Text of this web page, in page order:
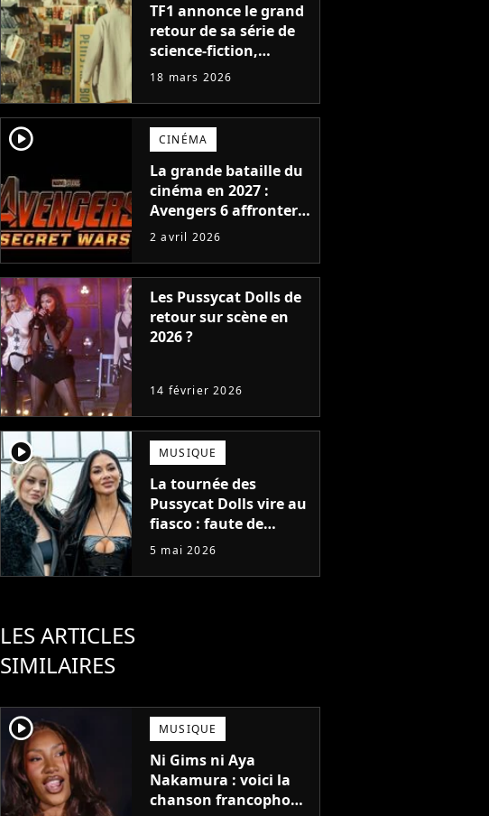
TF1 annonce le grand
retour de sa série de
science-fiction,
nouveau retour vers
18 mars 2026
player2 CINÉMA
La grande bataille du
cinéma en 2027 :
Avengers 6 affrontera
le retour de l'une des
fantastiques de tous
les temps
2 avril 2026
Les Pussycat Dolls de
retour sur scène en
2026 ?
14 février 2026
player2 MUSIQUE
La tournée des
Pussycat Dolls vire au
fiasco : faute de
billets vendus, 32
5 mai 2026
LES ARTICLES
SIMILAIRES
player2 MUSIQUE
Ni Gims ni Aya
Nakamura : voici la
chanson francophone